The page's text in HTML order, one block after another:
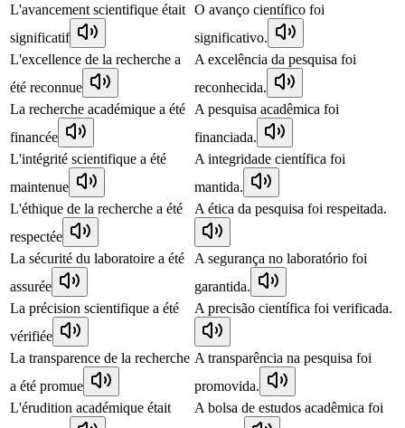
L'avancement scientifique était
significatif
O avanço científico foi
significativo.
L'excellence de la recherche a
été reconnue
A excelência da pesquisa foi
reconhecida.
La recherche académique a été
financée
A pesquisa acadêmica foi
financiada.
L'intégrité scientifique a été
maintenue
A integridade científica foi
mantida.
L'éthique de la recherche a été
respectée
A ética da pesquisa foi respeitada.
La sécurité du laboratoire a été
assurée
A segurança no laboratório foi
garantida.
La précision scientifique a été
vérifiée
A precisão científica foi verificada.
La transparence de la recherche
a été promue
A transparência na pesquisa foi
promovida.
L'érudition académique était
A bolsa de estudos acadêmica foi